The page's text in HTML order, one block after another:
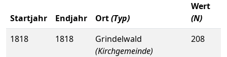
Startjahr Endjahr Ort(Typ)
Wert
(N)
1818
1818
Grindelwald
(Kirchgemeinde)
208